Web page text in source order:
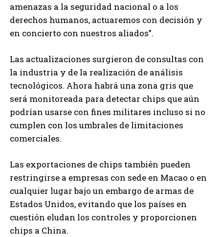
amenazas a la seguridad nacional o a los
derechos humanos, actuaremos con decisión y
en concierto con nuestros aliados”.
Las actualizaciones surgieron de consultas con
la industria y de la realización de análisis
tecnológicos. Ahora habrá una zona gris que
será monitoreada para detectar chips que aún
podrían usarse con fines militares incluso si no
cumplen con los umbrales de limitaciones
comerciales.
Las exportaciones de chips también pueden
restringirse a empresas con sede en Macao o en
cualquier lugar bajo un embargo de armas de
Estados Unidos, evitando que los países en
cuestión eludan los controles y proporcionen
chips a China.